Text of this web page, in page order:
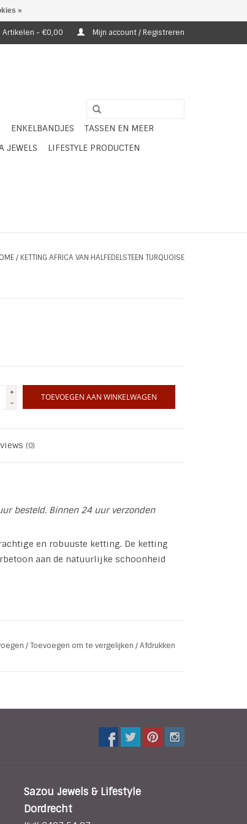
Artikelen - €0,00 Mijn account / Registreren
ENKELBANDJES
TASSEN EN MEER
JEWELS
LIFESTYLE PRODUCTEN
/ KETTING AFRICA VAN HALFEDELSTEEN TURQUOISE
+
-
TOEVOEGEN AAN WINKELWAGEN
(0)
besteld. Binnen 24 uur verzonden
en robuuste ketting. De ketting
aan de natuurlijke schoonheid
en de spirituele betekenis die
Een eerbetoon aan traditionele
touch.
/Toevoegen om te vergelijken /Afdrukken
Sazou Jewels & Lifestyle
Dordrecht
»